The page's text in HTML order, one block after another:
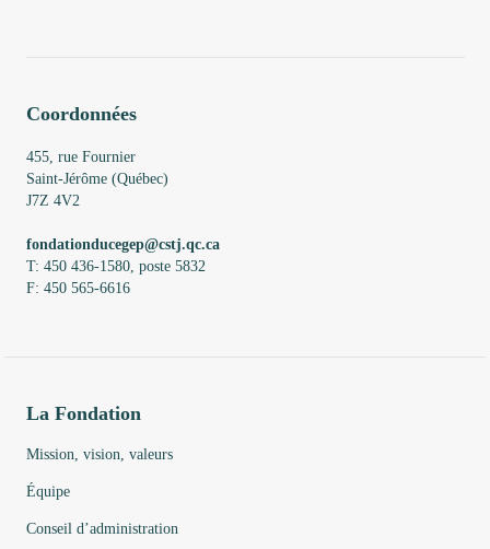
Coordonnées
455, rue Fournier
Saint-Jérôme (Québec)
J7Z 4V2
fondationducegep@cstj.qc.ca
T: 450 436-1580, poste 5832
F: 450 565-6616
La Fondation
Mission, vision, valeurs
Équipe
Conseil d’administration